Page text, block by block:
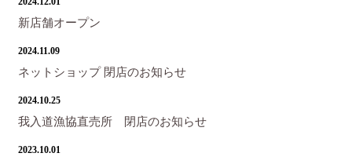
新店舗オープン
2024.11.09
ネットショップ 閉店のお知らせ
2024.10.25
我入道漁協直売所 閉店のお知らせ
2023.10.01